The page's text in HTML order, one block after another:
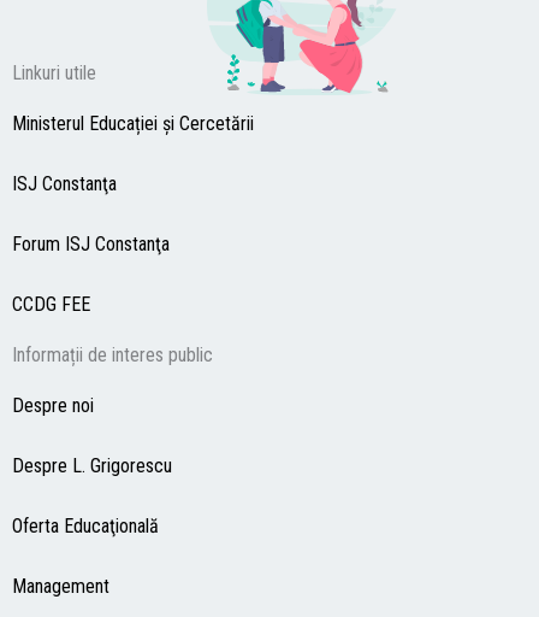
Linkuri utile
Ministerul Educației și Cercetării
ISJ Constanţa
Forum ISJ Constanţa
CCDG FEE
Informații de interes public
Despre noi
Despre L. Grigorescu
Oferta Educaţională
Management